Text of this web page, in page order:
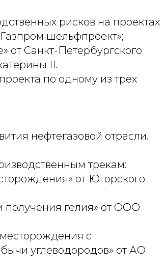
рисков на проектах
шельфпроект»;
от Санкт-Петербургского
II.
по одному из трех
нефтегазовой отрасли.
трекам:
от Югорского
получения гелия» от ООО
с
углеводородов» от АО